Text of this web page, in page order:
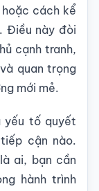
cách kể
Điều này đòi
cạnh tranh,
quan trọng
mới mẻ.
yếu tố quyết
cận nào.
ai, bạn cần
hành trình